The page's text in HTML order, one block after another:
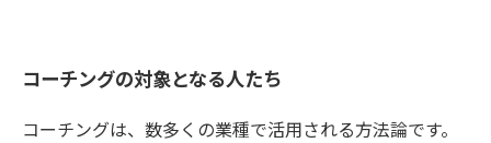
コーチングの対象となる人たち
コーチングは、数多くの業種で活用される方法論です。